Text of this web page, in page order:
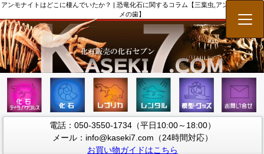
アンモナイトはどこに棲んでいたか？ | 恐竜化石に関するコラム【三葉虫,アンモナイト,サ
メの歯】
メ
電話：050-3550-1734（平日10:00～18:00）
メール：info@kaseki7.com（24時間対応）
お買い物ガイドはこちら